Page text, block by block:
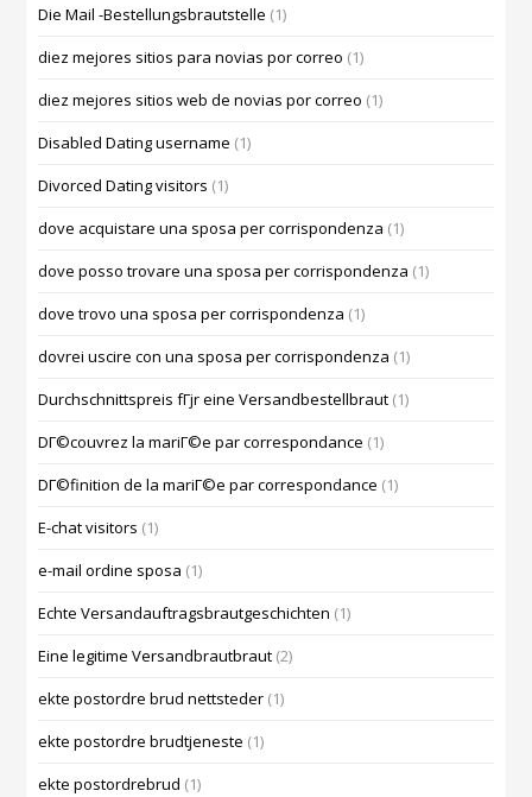
Die Mail -Bestellungsbrautstelle (1)
diez mejores sitios para novias por correo (1)
diez mejores sitios web de novias por correo (1)
Disabled Dating username (1)
Divorced Dating visitors (1)
dove acquistare una sposa per corrispondenza (1)
dove posso trovare una sposa per corrispondenza (1)
dove trovo una sposa per corrispondenza (1)
dovrei uscire con una sposa per corrispondenza (1)
Durchschnittspreis fГјr eine Versandbestellbraut (1)
DГ©couvrez la mariГ©e par correspondance (1)
DГ©finition de la mariГ©e par correspondance (1)
E-chat visitors (1)
e-mail ordine sposa (1)
Echte Versandauftragsbrautgeschichten (1)
Eine legitime Versandbrautbraut (2)
ekte postordre brud nettsteder (1)
ekte postordre brudtjeneste (1)
ekte postordrebrud (1)